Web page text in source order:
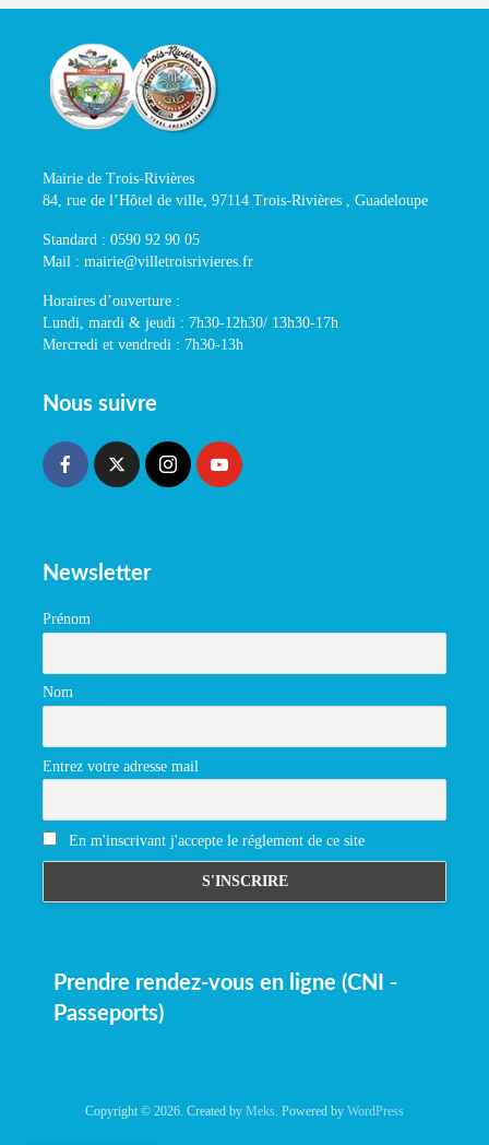
Mairie de Trois-Rivières
84, rue de l’Hôtel de ville, 97114 Trois-Rivières , Guadeloupe
Standard : 0590 92 90 05
Mail : mairie@villetroisrivieres.fr
Horaires d’ouverture :
Lundi, mardi & jeudi : 7h30-12h30/ 13h30-17h
Mercredi et vendredi : 7h30-13h
Nous suivre
Newsletter
Prénom
Nom
Entrez votre adresse mail
En m'inscrivant j'accepte le réglement de ce site
Prendre rendez-vous en ligne (CNI -
Passeports)
Copyright © 2026. Created by Meks . Powered by WordPress